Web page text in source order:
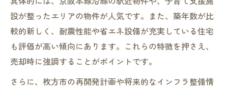
設が整ったエリアの物件が人気です。また、築年数が比
較的新しく、耐震性能や省エネ設備が充実している住宅
も評価が高い傾向にあります。これらの特徴を押さえ、
売却時に強調することがポイントです。
さらに、枚方市の再開発計画や将来的なインフラ整備情